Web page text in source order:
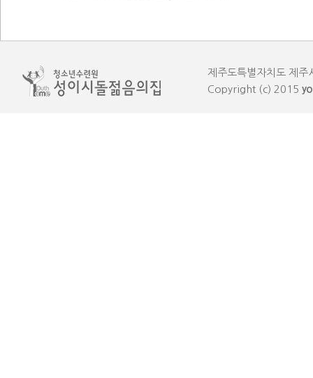
제주도특별자치도 제
Copyright (c) 2015